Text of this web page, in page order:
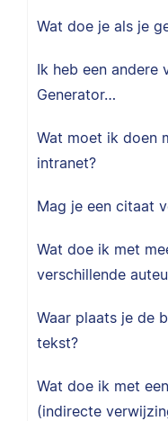
Wat doe je als je
Ik heb een andere
Generator…
Wat moet ik doen
intranet?
Mag je een citaat
Wat doe ik met
verschillende
Waar plaats je de
tekst?
Wat doe ik met
(indirecte